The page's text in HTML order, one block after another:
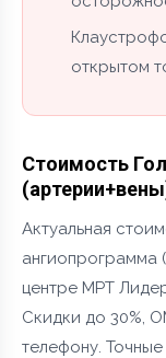
открытом
Стоимость
Актуальная
ангиопрограмма
центре МРТ
Скидки до 30%,
телефону.